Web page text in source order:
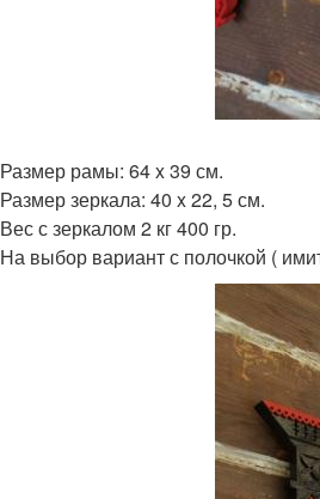
Размер рамы: 64 x 39 см.
Размер зеркала: 40 x 22, 5 см.
Вес с зеркалом 2 кг 400 гр.
На выбор вариант с полочкой (